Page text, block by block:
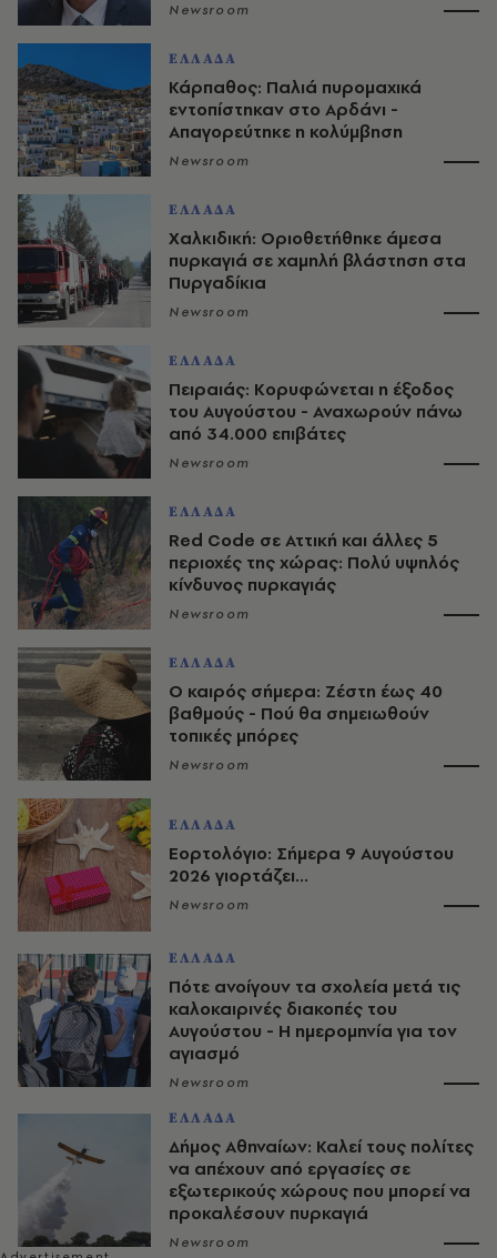
Newsroom
ΕΛΛΑΔΑ
Κάρπαθος: Παλιά πυρομαχικά
εντοπίστηκαν στο Αρδάνι -
Απαγορεύτηκε η κολύμβηση
Newsroom
ΕΛΛΑΔΑ
Χαλκιδική: Οριοθετήθηκε άμεσα
πυρκαγιά σε χαμηλή βλάστηση στα
Πυργαδίκια
Newsroom
ΕΛΛΑΔΑ
Πειραιάς: Κορυφώνεται η έξοδος
του Αυγούστου - Αναχωρούν πάνω
από 34.000 επιβάτες
Newsroom
ΕΛΛΑΔΑ
Red Code σε Αττική και άλλες 5
περιοχές της χώρας: Πολύ υψηλός
κίνδυνος πυρκαγιάς
Newsroom
ΕΛΛΑΔΑ
O καιρός σήμερα: Ζέστη έως 40
βαθμούς - Πού θα σημειωθούν
τοπικές μπόρες
Newsroom
ΕΛΛΑΔΑ
Εορτολόγιο: Σήμερα 9 Αυγούστου
2026 γιορτάζει...
Newsroom
ΕΛΛΑΔΑ
Πότε ανοίγουν τα σχολεία μετά τις
καλοκαιρινές διακοπές του
Αυγούστου - Η ημερομηνία για τον
αγιασμό
Newsroom
ΕΛΛΑΔΑ
Δήμος Αθηναίων: Καλεί τους πολίτες
να απέχουν από εργασίες σε
εξωτερικούς χώρους που μπορεί να
προκαλέσουν πυρκαγιά
Newsroom